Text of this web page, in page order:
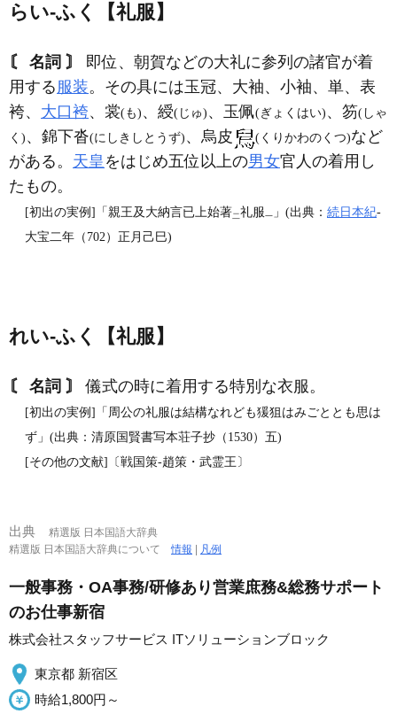
らい‐ふく【礼服】
〘 名詞 〙
即位、朝賀などの大礼に参列の諸官が着
用する 服装。その具には玉冠、大袖、小袖、単、表
袴、 大口袴、裳(も)、綬(じゅ)、玉佩(ぎょくはい)、笏(しゃ
く)、錦下沓(にしきしとうず)、烏皮 (くりかわのくつ)など
がある。 天皇 をはじめ五位以上の男女官人の着用し
たもの。
[初出の実例]「親王及大納言已上始著二礼服一 」(出典： 続日本紀‐
大宝二年（702）正月己巳)
れい‐ふく【礼服】
〘 名詞 〙 儀式の時に着用する特別な衣服。
[初出の実例]「周公の礼服は結構なれども猨狙はみごととも思は
ず」(出典：清原国賢書写本荘子抄（1530）五)
[その他の文献]〔戦国策‐趙策・武霊王〕
出典
精選版 日本国語大辞典
精選版 日本国語大辞典について情報 凡例
一般事務・OA事務/研修あり営業庶務&総務サポート
のお仕事新宿
株式会社スタッフサービス ITソリューションブロック
東京都 新宿区
時給1,800円～